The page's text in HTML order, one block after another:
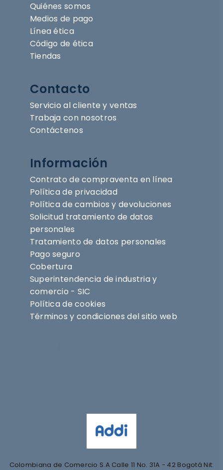
Quiénes somos
Medios de pago
Línea ética
Código de ética
Tiendas
Contacto
Servicio al cliente y ventas
Trabaja con nosotros
Contáctenos
Información
Contrato de compraventa en línea
Política de privacidad
Política de cambios y devoluciones
Solicitud tratamiento de datos
personales
Tratamiento de datos personales
Pago seguro
Cobertura
Superintendencia de industria y
comercio - SIC
Política de cookies
Términos y condiciones del sitio web
Colombiana de Comercio S.A Calle 11 No. 31A - 42 Bogotá Nit: